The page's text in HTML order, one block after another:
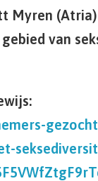
Myren
van